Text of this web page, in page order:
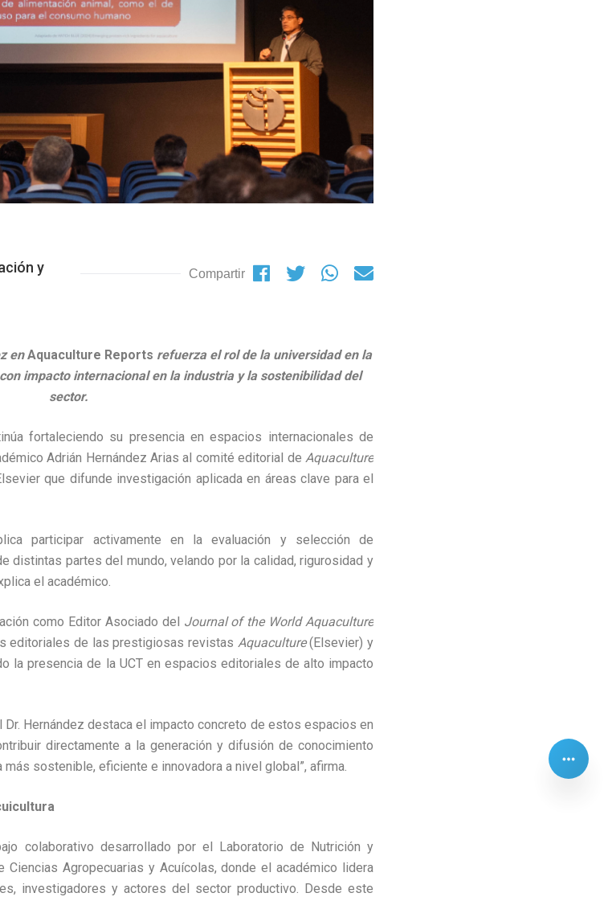
y
Compartir
enAquaculture Reports refuerza el rol de la universidad en la
impacto internacional en la industria y la sostenibilidad del
sector.
fortaleciendo su presencia en espacios internacionales de
Adrián Hernández Arias al comité editorial de Aquaculture
que difunde investigación aplicada en áreas clave para el
participar activamente en la evaluación y selección de
distintas partes del mundo, velando por la calidad, rigurosidad y
el académico.
como Editor Asociado del Journal of the World Aquaculture
editoriales de las prestigiosas revistas Aquaculture(Elsevier) y
la presencia de la UCT en espacios editoriales de alto impacto
Hernández destaca el impacto concreto de estos espacios en
directamente a la generación y difusión de conocimiento
sostenible, eficiente e innovadora a nivel global”, afirma.
colaborativo desarrollado por el Laboratorio de Nutrición y
Agropecuarias y Acuícolas, donde el académico lidera
investigadores y actores del sector productivo. Desde este